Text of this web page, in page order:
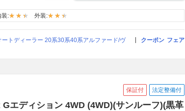
装: 外装:
トディーラー 20系30系40系アルファード/ヴ
クーポン フェア
保証付 法定整備付
エディション 4WD (4WD)(サンルーフ)(黒革